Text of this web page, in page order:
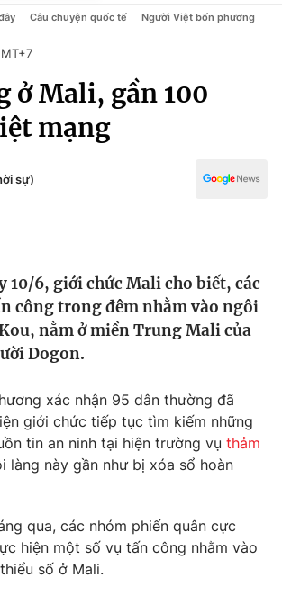
tế
Câu chuyện quốc tế Người Việt bốn phương
ở Mali, gần 100
mạng
sự)
10/6, giới chức Mali cho biết, các
công trong đêm nhằm vào ngôi
nằm ở miền Trung Mali của
Dogon.
xác nhận 95 dân thường đã
giới chức tiếp tục tìm kiếm những
tin an ninh tại hiện trường vụ thảm
làng này gần như bị xóa sổ hoàn
qua, các nhóm phiến quân cực
hiện một số vụ tấn công nhằm vào
số ở Mali.